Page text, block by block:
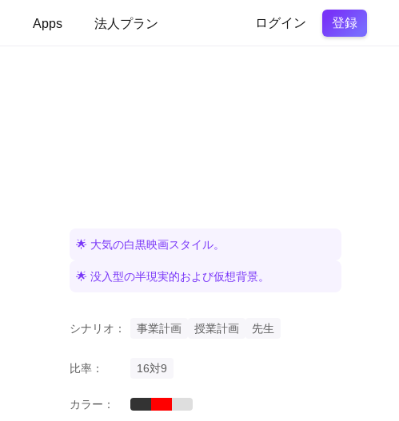
Apps 法人プラン ログイン 登録
🌟 大気の白黒映画スタイル。
🌟 没入型の半現実的および仮想背景。
シナリオ： 事業計画 授業計画 先生
比率： 16対9
カラー： blackred grey